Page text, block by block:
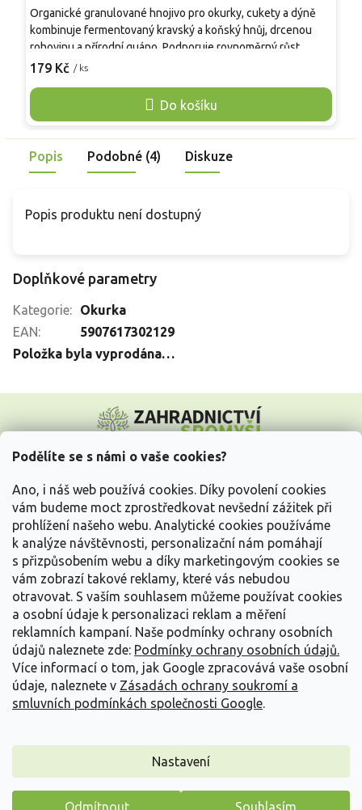
Podělíte se s námi o vaše cookies?
Ano, i náš web používá cookies. Díky povolení cookies
vám budeme moct zprostředkovat nevšední zážitek při
prohlížení našeho webu. Analytické cookies používáme
k analýze návštěvnosti, personalizační nám pomáhají
s přizpůsobením webu a díky marketingovým cookies se
vám zobrazí takové reklamy, které vás nebudou
otravovat. S vaším souhlasem můžeme používat cookies
a osobní údaje k personalizaci reklam a měření
reklamních kampaní. Naše podmínky ochrany osobních
údajů naleznete zde: Podmínky ochrany osobních údajů.
Více informací o tom, jak Google zpracovává vaše osobní
údaje, naleznete v Zásadách ochrany soukromí a
smluvních podmínkách společnosti Google.
Nastavení
Odmítnout Souhlasím
179 Kč / ks
Do košíku
Organické granulované hnojivo pro okurky, cukety a dýně
kombinuje fermentovaný kravský a koňský hnůj, drcenou
rohovinu a přírodní guáno. Podporuje rovnoměrný růst,
zvyšuje biologickou aktivitu a strukturu půdy a zajišťuje
Popis Podobné (4) Diskuze
Popis produktu není dostupný
Doplňkové parametry
Kategorie:
Okurka
EAN:
5907617302129
Položka byla vyprodána…
p
Vše o nákupu
Informace pro Vás
Kontakujte nás
Vytvořil Shoptet
Copyright 2026Zahradnictví Spomyšl. Všechna práva